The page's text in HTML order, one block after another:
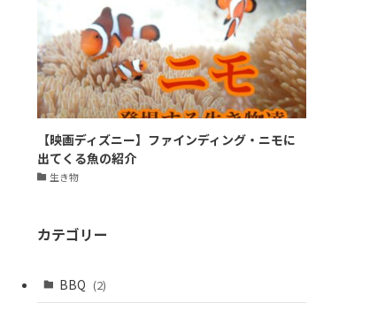
【映画ディズニー】ファインディング・ニモに
出てくる魚の紹介
生き物
カテゴリー
BBQ (2)